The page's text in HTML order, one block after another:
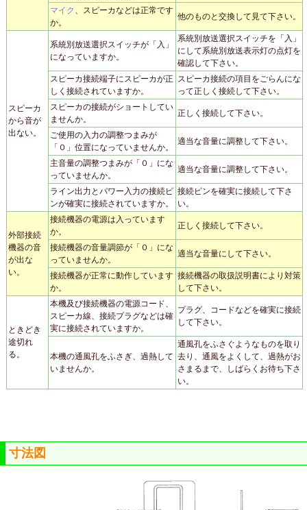
マイク
、スピーカなどは正常です
か。
他のものと交換して見て下さい。
スピーカ
から音が
出ない。
系統別放送選択スイッチが「入」
になっていますか。
系統別放送選択スイッチを「入」
にして系統別放送表示灯の点灯を
確認して下さい。
スピーカ接続端子にスピーカが正
しく接続されていますか。
スピーカ接続の項目をごらんにな
って正しく接続して下さい。
スピーカの接続がショートしてい
ませんか。
正しく接続して下さい。
ご使用の入力の調整つまみが
「０」位置になっていませんか。
適当な音量に調整して下さい。
主音量の調整つまみが「０」にな
っていませんか。
適当な音量に調整して下さい。
ライン出力とパワー入力の接続ピ
ンが確実に接続されていますか。
接続ピンを確実に接続して下さ
い。
外部接続
機器の音
が出な
い。
接続機器の電源は入っています
か。
正しく接続して下さい。
接続機器の音量調節が「０」にな
っていませんか。
適当な音量にして下さい。
接続機器が正常に動作しています
か。
接続機器の取扱説明書により対策
して下さい。
ときどき
途切れ
る。
本機及び接続機器の電源コード、
スピーカ線、接続プラグなどは確
実に接続されていますか。
プラグ、コードなどを確実に接続
して下さい。
本機の通風孔をふさぎ、過熱して
いませんか。
通風孔をふさぐようなものを取り
去り、通風をよくして、過熱がお
さまるまで、しばらくお待ち下さ
い。
寸法図